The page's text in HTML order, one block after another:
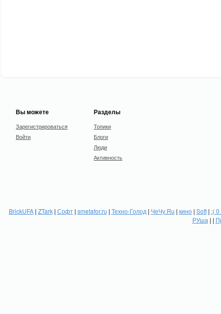
Вы можете
Зарегистрироваться
Войти
Разделы
Топики
Блоги
Люди
Активность
BrickUFA| ZTark| Софт| smetafor.ru | Техно-Голод | ЧеЧу.Ru | кино| Soft| :(
РУша | |